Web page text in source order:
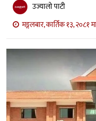
मनोरञ्जन
प्रविधि
खेलकुद
अन्य
उज्यालो पाटी
मङ्गलबार, कार्तिक १३, २०८१